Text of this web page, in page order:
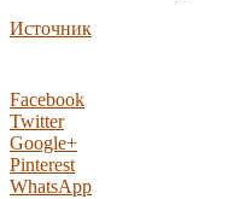
Источник
Facebook
Twitter
Google+
Pinterest
WhatsApp